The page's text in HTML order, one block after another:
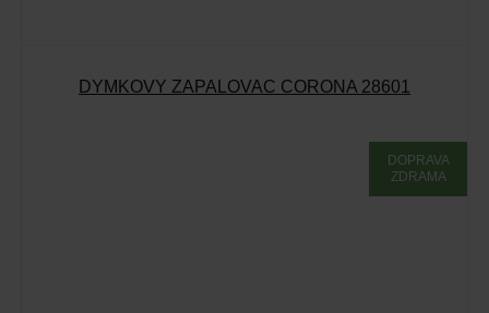
DÝMKOVÝ ZAPALOVAČ CORONA 28601
DOPRAVA
ZDRAMA